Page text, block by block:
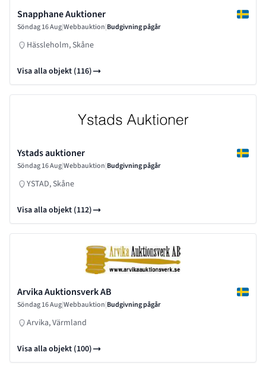
Snapphane Auktioner
Söndag 16 Aug|Webbauktion|Budgivning pågår
Hässleholm, Skåne
Visa alla objekt (116)
Ystads auktioner
Söndag 16 Aug|Webbauktion|Budgivning pågår
YSTAD, Skåne
Visa alla objekt (112)
Arvika Auktionsverk AB
Söndag 16 Aug|Webbauktion|Budgivning pågår
Arvika, Värmland
Visa alla objekt (100)